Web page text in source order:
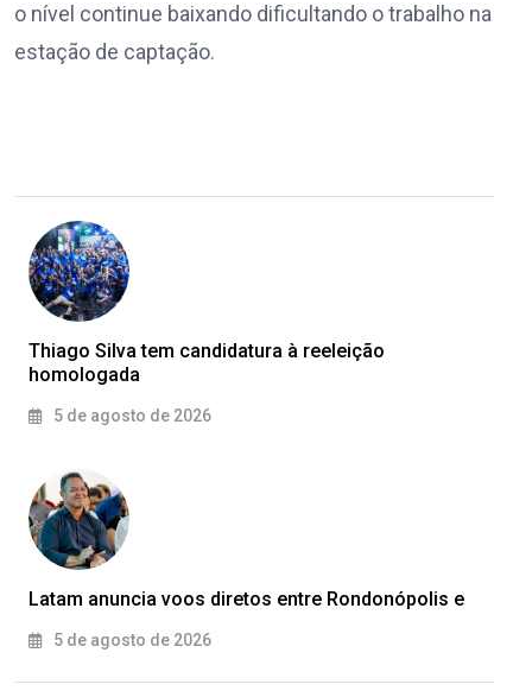
o nível continue baixando dificultando o trabalho na
estação de captação.
Thiago Silva tem candidatura à reeleição
homologada
5 de agosto de 2026
Latam anuncia voos diretos entre Rondonópolis e
5 de agosto de 2026